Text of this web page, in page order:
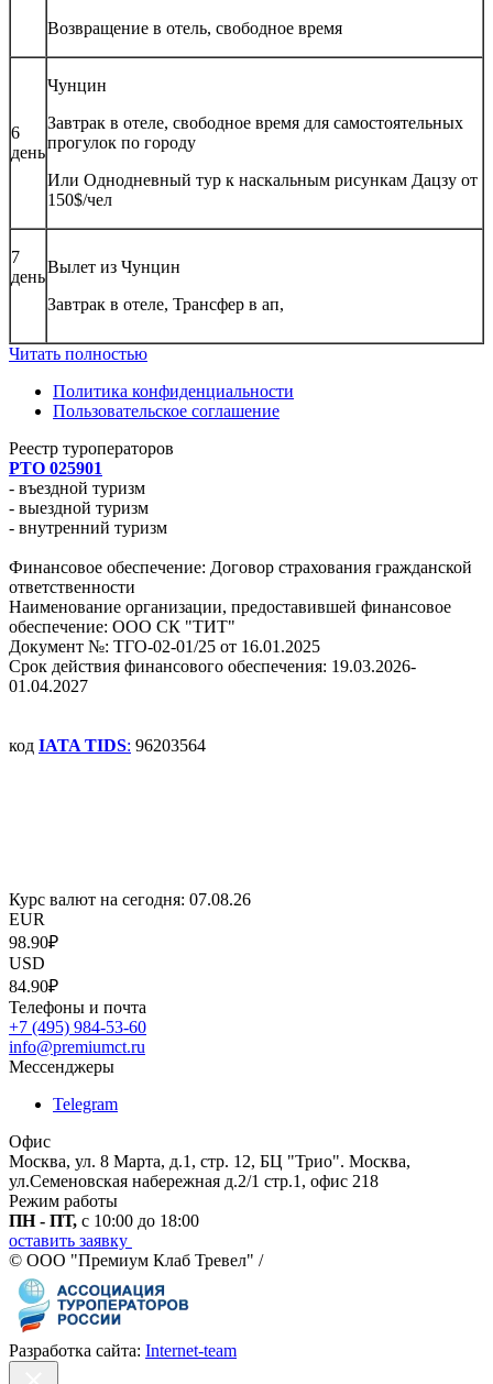
Возвращение в отель, свободное время
6
день
Чунцин
Завтрак в отеле, свободное время для самостоятельных
прогулок по городу
Или Однодневный тур к наскальным рисункам Дацзу от
150$/чел
7
день
Вылет из Чунцин
Завтрак в отеле, Трансфер в ап,
Читать полностью
Политика конфиденциальности
Пользовательское соглашение
Реестр туроператоров
РТО 025901
- въездной туризм
- выездной туризм
- внутренний туризм
Финансовое обеспечение: Договор страхования гражданской
ответственности
Наименование организации, предоставившей финансовое
обеспечение: ООО СК "ТИТ"
Документ №: ТГО-02-01/25 от 16.01.2025
Срок действия финансового обеспечения: 19.03.2026-
01.04.2027
код IATA TIDS: 96203564
Курс валют на сегодня: 07.08.26
EUR
98.90₽
USD
84.90₽
Телефоны и почта
+7 (495) 984-53-60
info@premiumct.ru
Мессенджеры
Telegram
Офис
Москва, ул. 8 Марта, д.1, стр. 12, БЦ "Трио". Москва,
ул.Семеновская набережная д.2/1 стр.1, офис 218
Режим работы
ПН - ПТ, с 10:00 до 18:00
оставить заявку
© ООО "Премиум Клаб Тревел" /
Разработка сайта: Internet-team